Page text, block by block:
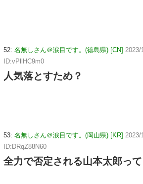
52: 名無しさん＠涙目です。(徳島県) [CN] 2023/
ID:vPllHC9m0
人気落とすため？
53: 名無しさん＠涙目です。(岡山県) [KR] 2023/
ID:DRqZ88N60
全力で否定される山本太郎って